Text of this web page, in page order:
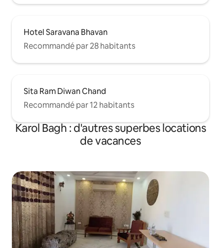
Hotel Saravana Bhavan
Recommandé par 28 habitants
Sita Ram Diwan Chand
Recommandé par 12 habitants
Karol Bagh : d'autres superbes locations
de vacances